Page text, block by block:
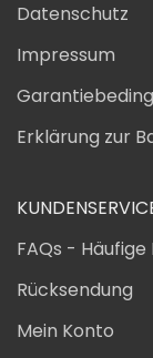
Datenschutz
Impressum
Erklärung zur
FAQs - Häufige
Rücksendung
Mein Konto